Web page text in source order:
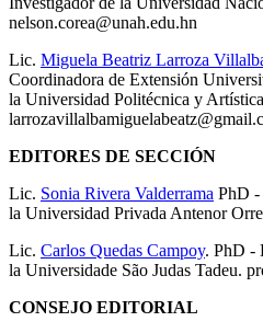
nelson.corea@unah.edu.hn
Lic. Miguela Beatriz Larroza
Coordinadora de Extensión
la Universidad Politécnica y
EDITORES DE SECCIÓN
Lic. Sonia Rivera Valderrama PhD -
la Universidad Privada Antenor
Lic. Carlos Quedas Campoy. PhD -
la Universidade São Judas Tadeu.
CONSEJO EDITORIAL